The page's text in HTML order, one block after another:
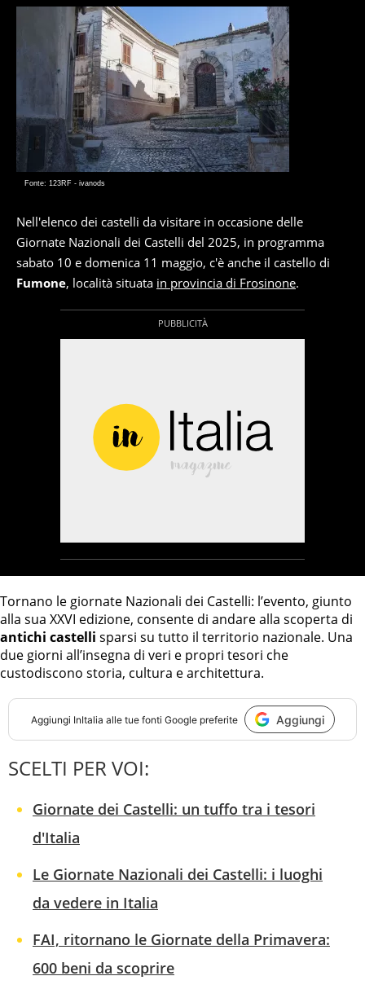
Fonte: 123RF - ivanods
Nell'elenco dei castelli da visitare in occasione delle
Giornate Nazionali dei Castelli del 2025, in programma
sabato 10 e domenica 11 maggio, c'è anche il castello di
Fumone, località situata in provincia di Frosinone.
Tornano le giornate Nazionali dei Castelli: l’evento, giunto
alla sua XXVI edizione, consente di andare alla scoperta di
antichi castelli sparsi su tutto il territorio nazionale. Una
due giorni all’insegna di veri e propri tesori che
custodiscono storia, cultura e architettura.
Aggiungi InItalia alle tue fonti Google preferite Aggiungi
SCELTI PER VOI:
Giornate dei Castelli: un tuffo tra i tesori
d'Italia
Le Giornate Nazionali dei Castelli: i luoghi
da vedere in Italia
FAI, ritornano le Giornate della Primavera:
600 beni da scoprire